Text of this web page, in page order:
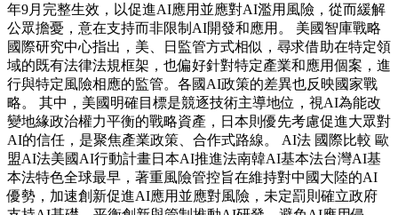
年9月完整生效，以促進AI應用並應對AI濫用風險，從而緩解
公眾擔憂，意在支持而非限制AI開發和應用。 美國智庫戰略
國際研究中心指出，美、日監管方式相似，尋求借助在特定領
域的既有法律法規框架，也偏好針對特定產業和應用個案，進
行與特定風險相應的監管。各國AI政策的差異也反映國家戰
略。 其中，美國明確目標是競逐技術主導地位，視AI為能改
變地緣政治權力平衡的戰略資產，日本則優先考慮促進大眾對
AI的信任，是聚焦產業政策、合作式路線。 AI法 國際比較 歐
盟AI法美國AI行動計畫日本AI推進法南韓AI基本法台灣AI基
本法特色全球最早，著重風險管控旨在維持對中國大陸的AI
優勢，加速創新促進AI應用並應對風險，未定罰則確立政府